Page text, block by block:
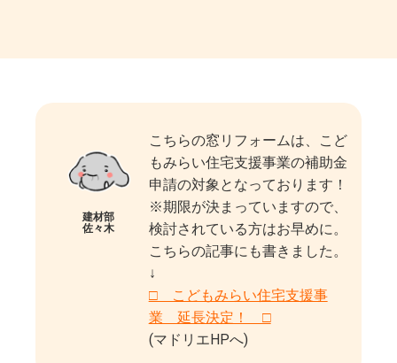
建材部
佐々木
こちらの窓リフォームは、こど
もみらい住宅支援事業の補助金
申請の対象となっております！
※期限が決まっていますので、
検討されている方はお早めに。
こちらの記事にも書きました。
↓
□ こどもみらい住宅支援事
業 延長決定！ □
(マドリエHPへ)